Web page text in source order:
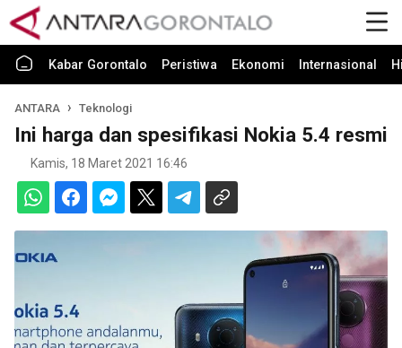
Kabar Gorontalo Peristiwa Ekonomi Internasional
ANTARA Teknologi
Ini harga dan spesifikasi Nokia 5.4 resmi
Kamis, 18 Maret 2021 16:46